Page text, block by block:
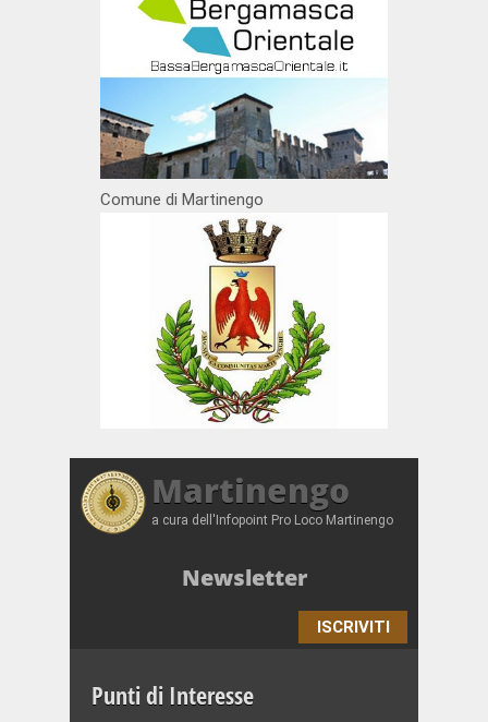
Comune di Martinengo
Martinengo
a cura dell'Infopoint Pro Loco Martinengo
Newsletter
ISCRIVITI
Punti di Interesse